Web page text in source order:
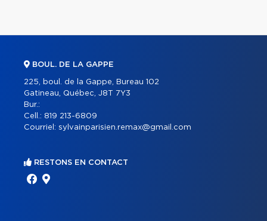
BOUL. DE LA GAPPE
225, boul. de la Gappe, Bureau 102
Gatineau, Québec, J8T 7Y3
Bur.:
Cell.: 819 213-6809
Courriel: sylvainparisien.remax@gmail.com
RESTONS EN CONTACT